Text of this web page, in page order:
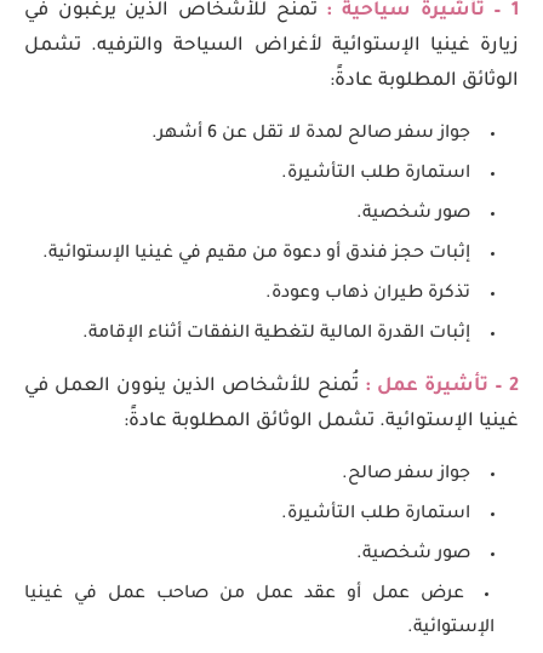
1 – تأشيرة سياحية :
تُمنح للأشخاص الذين يرغبون في
زيارة غينيا الإستوائية لأغراض السياحة والترفيه. تشمل
الوثائق المطلوبة عادةً:
جواز سفر صالح لمدة لا تقل عن 6 أشهر.
استمارة طلب التأشيرة.
صور شخصية.
إثبات حجز فندق أو دعوة من مقيم في غينيا الإستوائية.
تذكرة طيران ذهاب وعودة.
إثبات القدرة المالية لتغطية النفقات أثناء الإقامة.
2 – تأشيرة عمل :
تُمنح للأشخاص الذين ينوون العمل في
غينيا الإستوائية. تشمل الوثائق المطلوبة عادةً:
جواز سفر صالح.
استمارة طلب التأشيرة.
صور شخصية.
عرض عمل أو عقد عمل من صاحب عمل في غينيا
الإستوائية.